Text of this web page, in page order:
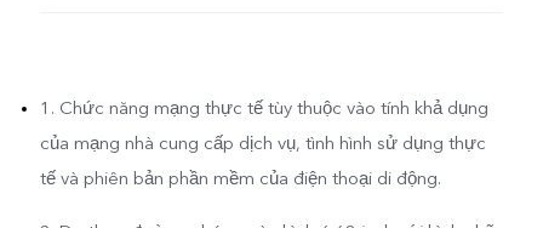
1. Chức năng mạng thực tế tùy thuộc vào tính khả dụng
của mạng nhà cung cấp dịch vụ, tình hình sử dụng thực
tế và phiên bản phần mềm của điện thoại di động.